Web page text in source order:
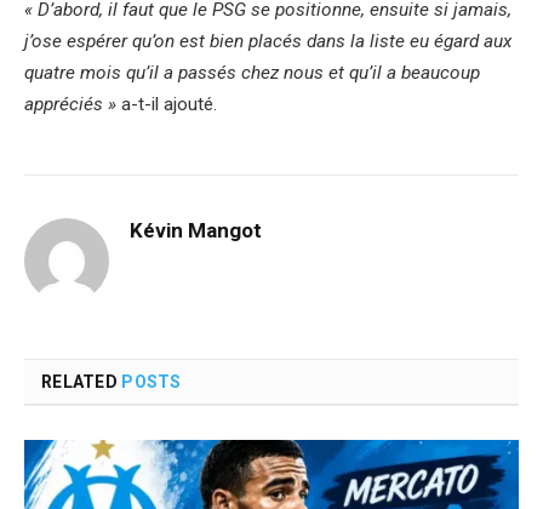
« D’abord, il faut que le PSG se positionne, ensuite si jamais,
j’ose espérer qu’on est bien placés dans la liste eu égard aux
quatre mois qu’il a passés chez nous et qu’il a beaucoup
appréciés » a-t-il ajouté.
Kévin Mangot
RELATED POSTS